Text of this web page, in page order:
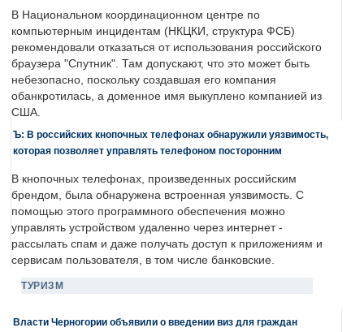
В Национальном координационном центре по
компьютерным инцидентам (НКЦКИ, структура ФСБ)
рекомендовали отказаться от использования российского
браузера "Спутник". Там допускают, что это может быть
небезопасно, поскольку создавшая его компания
обанкротилась, а доменное имя выкуплено компанией из
США.
Ъ: В российских кнопочных телефонах обнаружили уязвимость,
которая позволяет управлять телефоном посторонним
В кнопочных телефонах, произведенных российским
брендом, была обнаружена встроенная уязвимость. С
помощью этого программного обеспечения можно
управлять устройством удаленно через интернет -
рассылать спам и даже получать доступ к приложениям и
сервисам пользователя, в том числе банковские.
ТУРИЗМ
Власти Черногории объявили о введении виз для граждан